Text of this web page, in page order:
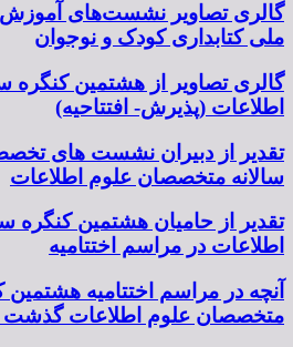
گالری تصاویر نشست‌های
ملی کتابداری کودک و نوجوان
گالری تصاویر از هشتمین کنگره
اطلاعات (پذیرش- افتتاحیه)
تقدیر از دبیران نشست های
سالانه متخصصان علوم اطلاعات
تقدیر از حامیان هشتمین کنگره
اطلاعات در مراسم اختتامیه
آنچه در مراسم اختتامیه هشتمین
متخصصان علوم اطلاعات گذشت